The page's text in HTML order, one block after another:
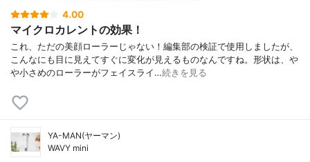
4.00
マイクロカレントの効果！
これ、ただの美顔ローラーじゃない！編集部の検証で使用しましたが、
こんなにも目に見えてすぐに変化が見えるものなんですね。形状は、や
や小さめのローラーがフェイスライ…続きを見る
YA-MAN(ヤーマン)
WAVY mini